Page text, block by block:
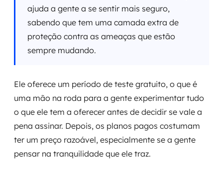
ajuda a gente a se sentir mais seguro,
sabendo que tem uma camada extra de
proteção contra as ameaças que estão
sempre mudando.
Ele oferece um período de teste gratuito, o que é
uma mão na roda para a gente experimentar tudo
o que ele tem a oferecer antes de decidir se vale a
pena assinar. Depois, os planos pagos costumam
ter um preço razoável, especialmente se a gente
pensar na tranquilidade que ele traz.